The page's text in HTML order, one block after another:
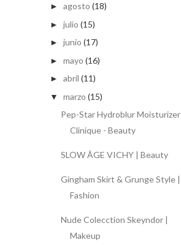
► agosto (18)
► julio (15)
► junio (17)
► mayo (16)
► abril (11)
▼ marzo (15)
Pep-Star Hydroblur Moisturizer
Clinique - Beauty
SLOW ÂGE VICHY | Beauty
Gingham Skirt & Grunge Style |
Fashion
Nude Colecction Skeyndor |
Makeup